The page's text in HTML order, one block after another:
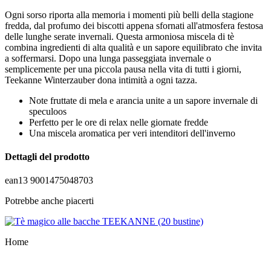
Ogni sorso riporta alla memoria i momenti più belli della stagione
fredda, dal profumo dei biscotti appena sfornati all'atmosfera festosa
delle lunghe serate invernali. Questa armoniosa miscela di tè
combina ingredienti di alta qualità e un sapore equilibrato che invita
a soffermarsi. Dopo una lunga passeggiata invernale o
semplicemente per una piccola pausa nella vita di tutti i giorni,
Teekanne Winterzauber dona intimità a ogni tazza.
Note fruttate di mela e arancia unite a un sapore invernale di
speculoos
Perfetto per le ore di relax nelle giornate fredde
Una miscela aromatica per veri intenditori dell'inverno
Dettagli del prodotto
ean13 9001475048703
Potrebbe anche piacerti
Home